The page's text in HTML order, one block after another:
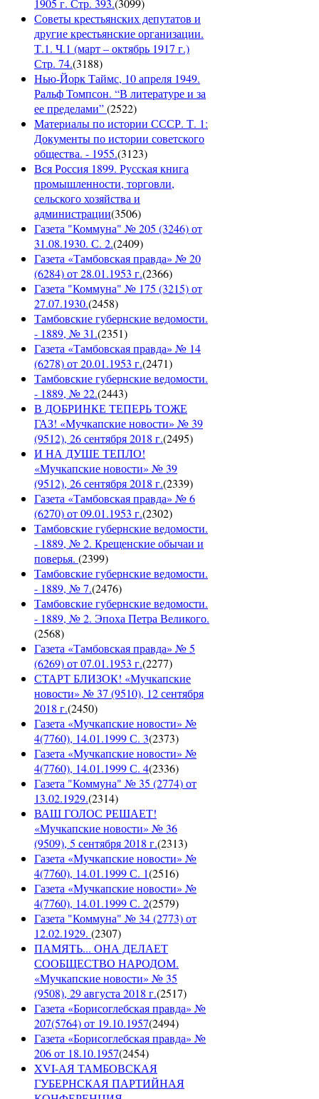
1905 г. Стр. 393.(3099)
Советы крестьянских депутатов и
другие крестьянские организации.
Т.1. Ч.1 (март – октябрь 1917 г.)
Стр. 74.(3188)
Нью-Йорк Таймс, 10 апреля 1949.
Ральф Томпсон. “В литературе и за
ее пределами”(2522)
Материалы по истории СССР. Т. 1:
Документы по истории советского
общества. - 1955.(3123)
Вся Россия 1899. Русская книга
промышленности, торговли,
сельского хозяйства и
администрации(3506)
Газета "Коммуна" № 205 (3246) от
31.08.1930. С. 2.(2409)
Газета «Тамбовская правда» № 20
(6284) от 28.01.1953 г.(2366)
Газета "Коммуна" № 175 (3215) от
27.07.1930.(2458)
Тамбовские губернские ведомости.
- 1889, № 31.(2351)
Газета «Тамбовская правда» № 14
(6278) от 20.01.1953 г.(2471)
Тамбовские губернские ведомости.
- 1889, № 22.(2443)
В ДОБРИНКЕ ТЕПЕРЬ ТОЖЕ
ГАЗ! «Мучкапские новости» № 39
(9512), 26 сентября 2018 г.(2495)
И НА ДУШЕ ТЕПЛО!
«Мучкапские новости» № 39
(9512), 26 сентября 2018 г.(2339)
Газета «Тамбовская правда» № 6
(6270) от 09.01.1953 г.(2302)
Тамбовские губернские ведомости.
- 1889, № 2. Крещенские обычаи и
поверья. (2399)
Тамбовские губернские ведомости.
- 1889, № 7.(2476)
Тамбовские губернские ведомости.
- 1889, № 2. Эпоха Петра Великого.
(2568)
Газета «Тамбовская правда» № 5
(6269) от 07.01.1953 г.(2277)
СТАРТ БЛИЗОК! «Мучкапские
новости» № 37 (9510), 12 сентября
2018 г.(2450)
Газета «Мучкапские новости» №
4(7760), 14.01.1999 С. 3(2373)
Газета «Мучкапские новости» №
4(7760), 14.01.1999 С. 4(2336)
Газета "Коммуна" № 35 (2774) от
13.02.1929.(2314)
ВАШ ГОЛОС РЕШАЕТ!
«Мучкапские новости» № 36
(9509), 5 сентября 2018 г.(2313)
Газета «Мучкапские новости» №
4(7760), 14.01.1999 С. 1(2516)
Газета «Мучкапские новости» №
4(7760), 14.01.1999 С. 2(2579)
Газета "Коммуна" № 34 (2773) от
12.02.1929. (2307)
ПАМЯТЬ... ОНА ДЕЛАЕТ
СООБЩЕСТВО НАРОДОМ.
«Мучкапские новости» № 35
(9508), 29 августа 2018 г.(2517)
Газета «Борисоглебская правда» №
207(5764) от 19.10.1957(2494)
Газета «Борисоглебская правда» №
206 от 18.10.1957(2454)
XVI-АЯ ТАМБОВСКАЯ
ГУБЕРНСКАЯ ПАРТИЙНАЯ